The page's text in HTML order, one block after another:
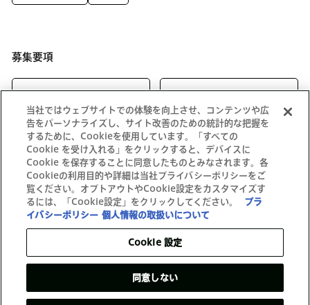
募集要項
当社ではウェブサイトでの体験を向上させ、コンテンツや広
告をパーソナライズし、サイト改善のための統計的な把握を
するために、Cookieを使用しています。「すべての
Cookie を受け入れる」をクリックすると、デバイスに
Cookie を保存することに同意したものとみなされます。各
Cookieの利用目的や詳細は当社プライバシーポリシーをご
覧ください。オプトアウトやCookie設定をカスタマイズす
るには、「Cookie設定」をクリックしてください。
プラ
イバシーポリシー 個人情報の取扱いについて
Cookie 設定
同意しない